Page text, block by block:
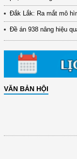
Đắk Lắk: Ra mắt mô
Đề án 938 nâng hiệu
VĂN BẢN HỘI